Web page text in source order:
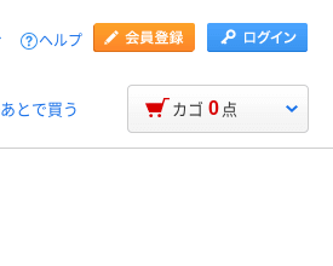
ヘルプ
あとで買う カゴ 0 点